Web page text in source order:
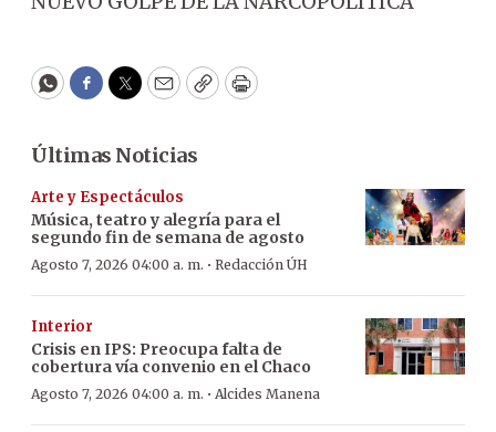
WhatsApp
Facebook
Twitter
EmailCopyPrint
Últimas Noticias
Arte y Espectáculos
Música, teatro y alegría para el
segundo fin de semana de agosto
Agosto 7, 2026 04:00 a. m. · Redacción ÚH
Interior
Crisis en IPS: Preocupa falta de
cobertura vía convenio en el Chaco
Agosto 7, 2026 04:00 a. m. · Alcides Manena